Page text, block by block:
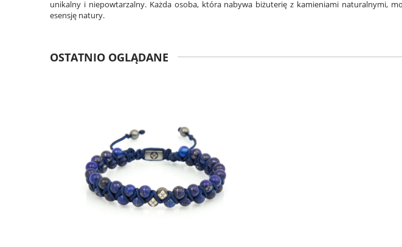
unikalny i niepowtarzalny. Każda osoba, która nabywa biżuterię z kamieniami naturalnymi,
esensję natury.
OSTATNIO OGLĄDANE